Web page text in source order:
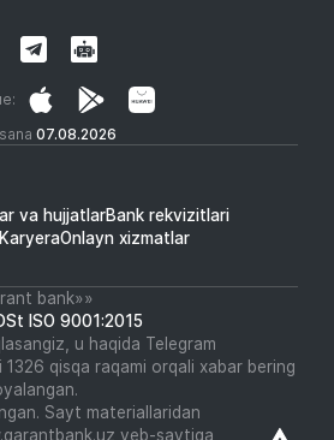
07.08.2026
va hujjatlarBank rekvizitlari
KaryeraOnlayn xizmatlar
bank»»
ISO 9001:2015
u haqida Telegram
1326 qisqa raqami orqali xabar bering
Sayt materiallaridan
veb-saytiga